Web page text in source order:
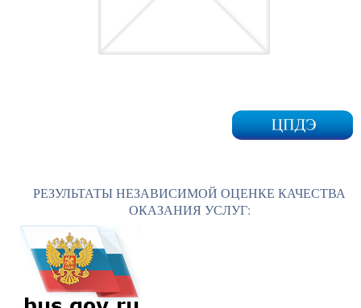
РЕЗУЛЬТАТЫ НЕЗАВИСИМОЙ ОЦЕНКЕ КАЧЕСТВА
ОКАЗАНИЯ УСЛУГ: